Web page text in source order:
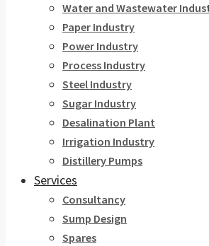
Water and Wastewater
Paper Industry
Power Industry
Process Industry
Steel Industry
Sugar Industry
Desalination Plant
Irrigation Industry
Distillery Pumps
Services
Consultancy
Sump Design
Spares